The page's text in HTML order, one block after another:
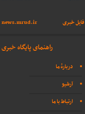
فایل خبری news.mrud.ir
راهنمای پایگاه خبری
دربارهٔ ما
آرشیو
ارتباط با ما